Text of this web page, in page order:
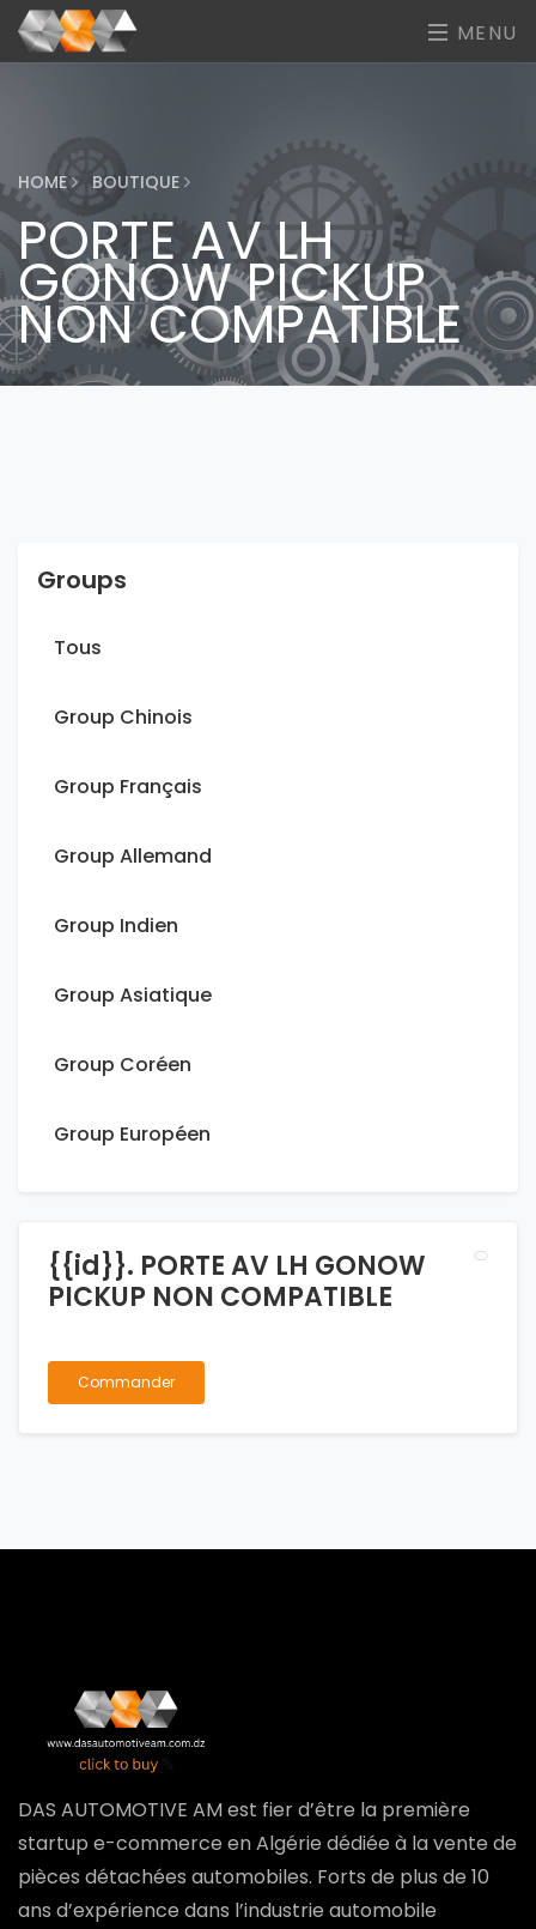
MENU
HOME BOUTIQUE
PORTE AV LH
GONOW PICKUP
NON COMPATIBLE
Groups
Tous
Group Chinois
Group Français
Group Allemand
Group Indien
Group Asiatique
Group Coréen
Group Européen
{{id}}. PORTE AV LH GONOW
PICKUP NON COMPATIBLE
Commander
DAS AUTOMOTIVE AM est fier d’être la première
startup e-commerce en Algérie dédiée à la vente de
pièces détachées automobiles. Forts de plus de 10
ans d’expérience dans l’industrie automobile